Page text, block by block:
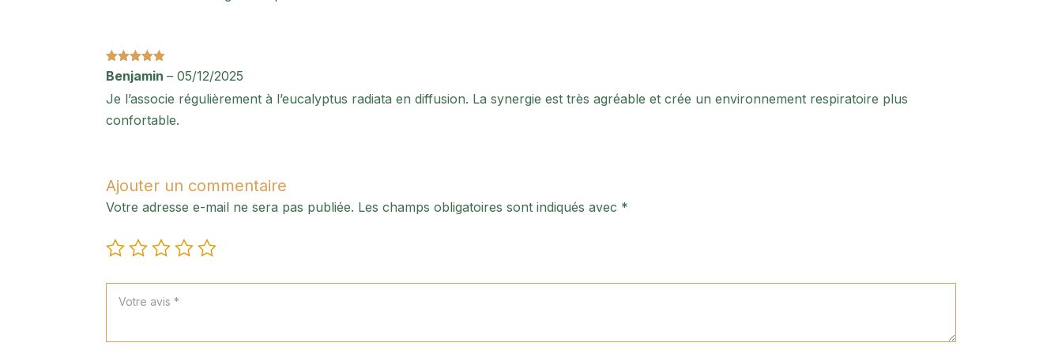
Note5sur
5
Benjamin– 05/12/2025
Je l’associe régulièrement à l’eucalyptus radiata en diffusion. La synergie est très agréable et crée un environnement respiratoire plus
confortable.
Ajouter un commentaire
Votre adresse e-mail ne sera pas publiée. Les champs obligatoires sont indiqués avec *